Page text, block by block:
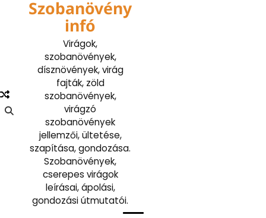
Szobanövény
infó
Virágok,
szobanövények,
dísznövények, virág
fajták, zöld
szobanövények,
virágzó
szobanövények
jellemzői, ültetése,
szapítása, gondozása.
Szobanövények,
cserepes virágok
leírásai, ápolási,
gondozási útmutatói.